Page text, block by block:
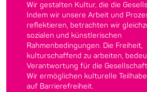
Wir gestalten Kultur, die die
Indem wir unsere Arbeit und
reflektieren, betrachten wir
sozialen und künstlerischen
Rahmenbedingungen. Die Freiheit,
kulturschaffend zu arbeiten,
Verantwortung für die
Wir ermöglichen kulturelle
auf Barrierefreiheit.